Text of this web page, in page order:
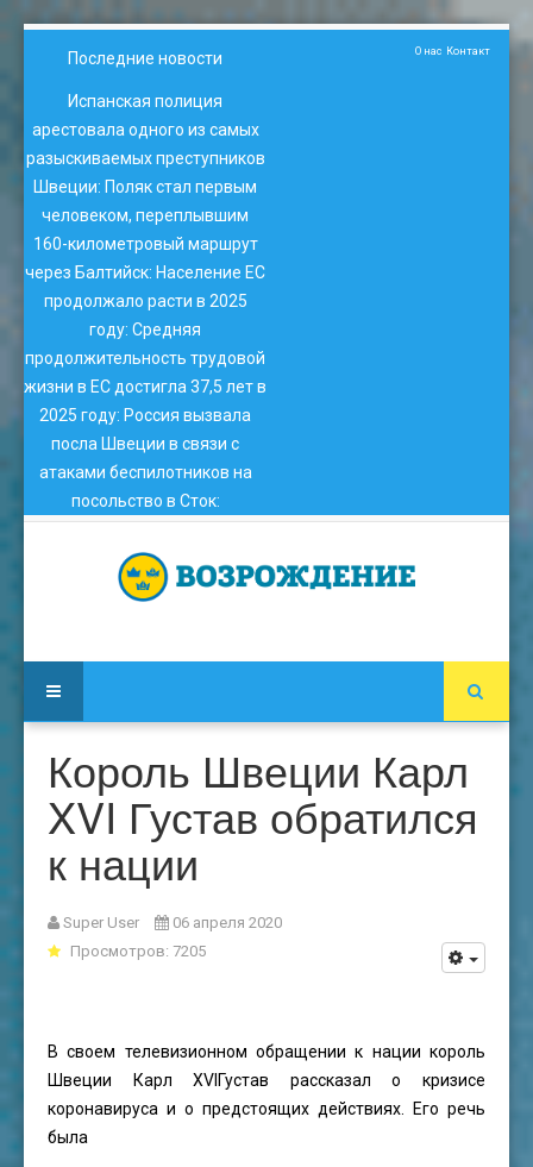
Последние новости
Испанская полиция
арестовала одного из самых
разыскиваемых преступников
Швеции: Поляк стал первым
человеком, переплывшим
160-километровый маршрут
через Балтийск: Население ЕС
продолжало расти в 2025
году: Средняя
продолжительность трудовой
жизни в ЕС достигла 37,5 лет в
2025 году: Россия вызвала
посла Швеции в связи с
атаками беспилотников на
посольство в Сток:
О нас Контакт
Король Швеции Карл
XVI Густав обратился
к нации
Super User
06 апреля 2020
Просмотров: 7205
В своем телевизионном обращении к нации король
Швеции Карл XVIГустав рассказал о кризисе
коронавируса и о предстоящих действиях. Его речь
была